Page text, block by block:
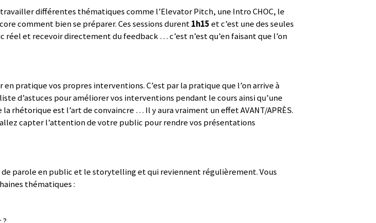
différentes thématiques comme l’Elevator Pitch, une Intro CHOC, le
comment bien se préparer. Ces sessions durent1h15et c’est une des seules
et recevoir directement du feedback … c’est n’est qu’en faisant que l’on
pratique vos propres interventions. C’est par la pratique que l’on arrive à
d’astuces pour améliorer vos interventions pendant le cours ainsi qu’une
rhétorique est l’art de convaincre … Il y aura vraiment un effet AVANT/APRÈS.
capter l’attention de votre public pour rendre vos présentations
parole en public et le storytelling et qui reviennent régulièrement. Vous
thématiques :